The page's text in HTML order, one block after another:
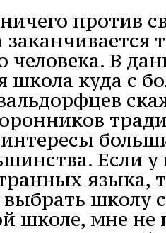
против
человека. В
школа куда с
Если
языка,
школу
школе, мне не